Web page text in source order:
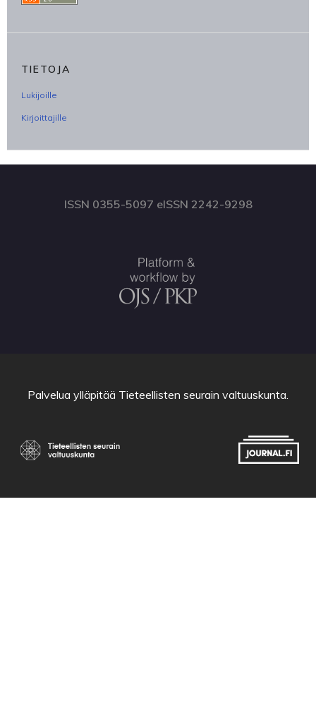
TIETOJA
Lukijoille
Kirjoittajille
ISSN 0355-5097 eISSN 2242-9298
Palvelua ylläpitää Tieteellisten seurain valtuuskunta